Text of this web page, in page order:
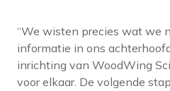
“We wisten precies wat we
informatie in ons
inrichting van WoodWing
voor elkaar. De volgende